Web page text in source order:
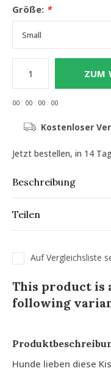
Größe: *
ZUM
00 : 00 : 00 : 00
Kostenloser
Jetzt bestellen, in 14
Beschreibung
Teilen
Auf Vergleichsliste
This product is
following
Hunde lieben diese